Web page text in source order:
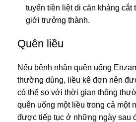
tuyến tiền liệt di căn kháng cắt
giới trưởng thành.
Quên liều
Nếu bệnh nhân quên uống
thường dùng, liều kê đơn nên
có thể so với thời gian thông
quên uống một liều trong cả một
được tiếp tục ở những ngày sau